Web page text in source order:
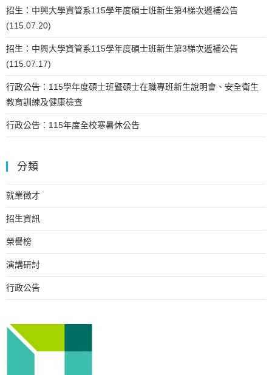
招生：中興大學資管系115學年度碩士班新生第4梯次遞補公告
(115.07.20)
招生：中興大學資管系115學年度碩士班新生第3梯次遞補公告
(115.07.17)
行政公告：115學年度碩士班暨碩士在職專班新生說明會、安全衛生
教育訓練及健康檢查
行政公告：115年度全校寒暑休公告
分類
就業徵才
招生資訊
榮譽榜
演講研討
行政公告